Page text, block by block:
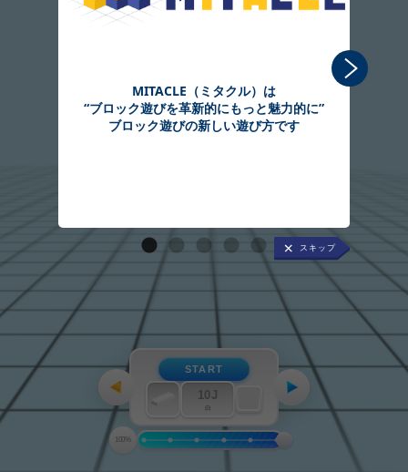
MITACLE（ミタクル）は
“ブロック遊びを革新的にもっと魅力的に”
ブロック遊びの新しい遊び方です
START
10J
白
100%